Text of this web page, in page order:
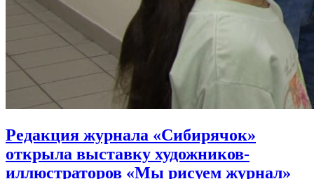
Редакция журнала «Сибирячок»
открыла выставку художников-
иллюстраторов «Мы рисуем журнал»